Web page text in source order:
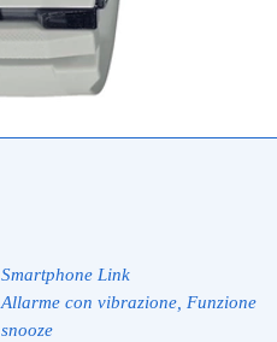
Smartphone Link
Allarme con vibrazione, Funzione
snooze